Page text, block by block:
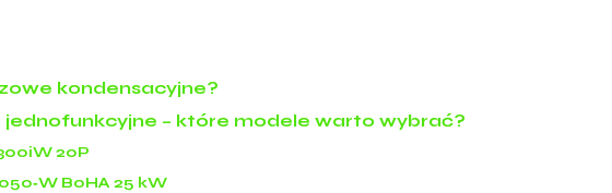
kondensacyjne?
jednofunkcyjne – które modele warto wybrać?
20P
B0HA 25 kW